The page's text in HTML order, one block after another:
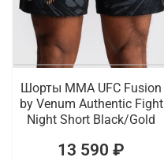
Шорты ММА UFC Fusion
by Venum Authentic Fight
Night Short Black/Gold
13 590 ₽